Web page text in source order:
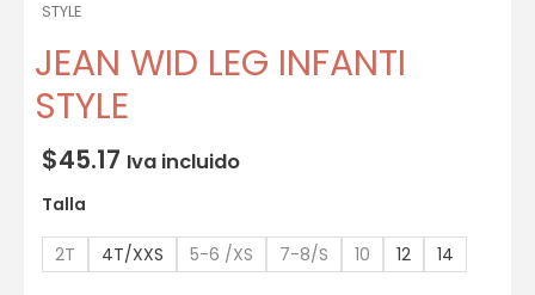
STYLE
JEAN WID LEG INFANTI
STYLE
$45.17 Iva incluido
Talla
2T 4T/XXS 5-6 /XS 7-8/S 10 12 14